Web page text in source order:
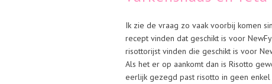
Ik zie de vraag zo vaak voorbij komen
recept vinden dat geschikt is voor
risottorijst vinden die geschikt is voor
Als het er op aankomt dan is Risotto
eerlijk gezegd past risotto in geen